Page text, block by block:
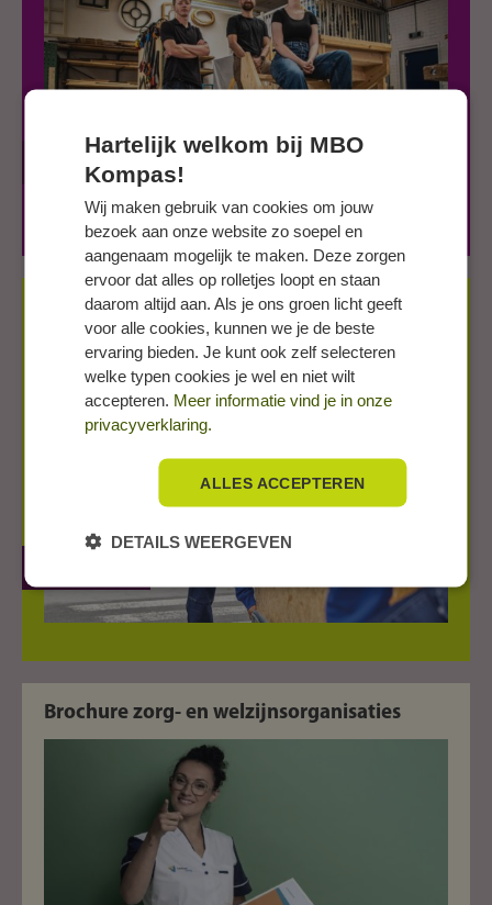
Klik op plaatje
Brochure voor praktijkopleiders BBL
Brochure zorg- en welzijnsorganisaties
Hartelijk welkom bij MBO
Kompas!
Wij maken gebruik van cookies om jouw
bezoek aan onze website zo soepel en
aangenaam mogelijk te maken. Deze zorgen
ervoor dat alles op rolletjes loopt en staan
daarom altijd aan. Als je ons groen licht geeft
voor alle cookies, kunnen we je de beste
ervaring bieden. Je kunt ook zelf selecteren
welke typen cookies je wel en niet wilt
accepteren. Meer informatie vind je in onze
privacyverklaring.
ALLES ACCEPTEREN
DETAILS WEERGEVEN